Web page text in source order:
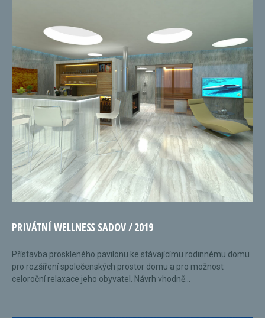
PRIVÁTNÍ WELLNESS SADOV / 2019
Přístavba proskleného pavilonu ke stávajícímu rodinnému domu
pro rozšíření společenských prostor domu a pro možnost
celoroční relaxace jeho obyvatel. Návrh vhodně...